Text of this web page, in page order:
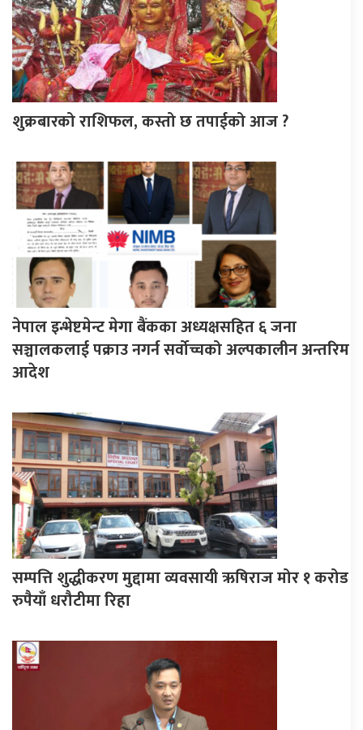
शुक्रबारको राशिफल, कस्तो छ तपाईको आज ?
नेपाल इन्भेष्टमेन्ट मेगा बैंकका अध्यक्षसहित ६ जना
सञ्चालकलाई पक्राउ नगर्न सर्वोच्चको अल्पकालीन अन्तरिम
आदेश
सम्पत्ति शुद्धीकरण मुद्दामा व्यवसायी ऋषिराज मोर १ करोड
रुपैयाँ धरौटीमा रिहा